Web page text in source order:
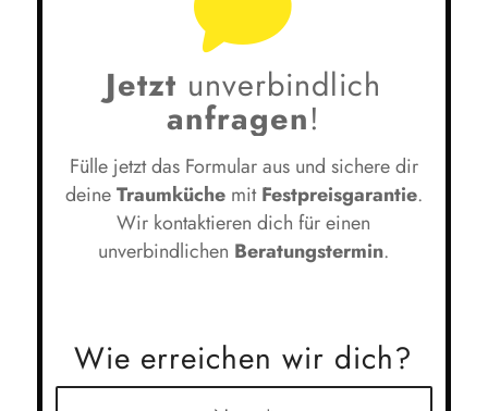
Jetzt unverbindlich
anfragen!
Fülle jetzt das Formular aus und sichere dir
deineTraumküchemitFestpreisgarantie.
Wir kontaktieren dich für einen
unverbindlichen Beratungstermin.
Wie erreichen wir dich?